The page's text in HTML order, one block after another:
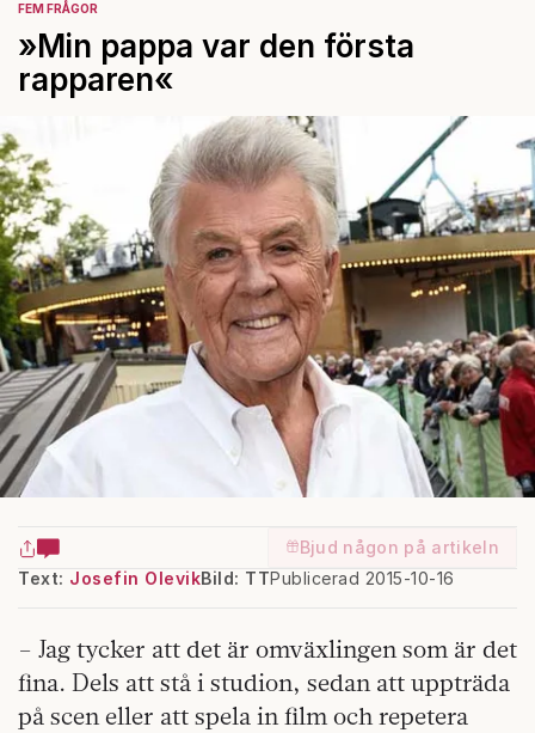
FEM FRÅGOR
»Min pappa var den första
rapparen«
Bjud någon på artikeln
Text: Josefin Olevik Publicerad 2015-10-16
Bild: TT
– Jag tycker att det är omväxlingen som är det
fina. Dels att stå i studion, sedan att uppträda
på scen eller att spela in film och repetera